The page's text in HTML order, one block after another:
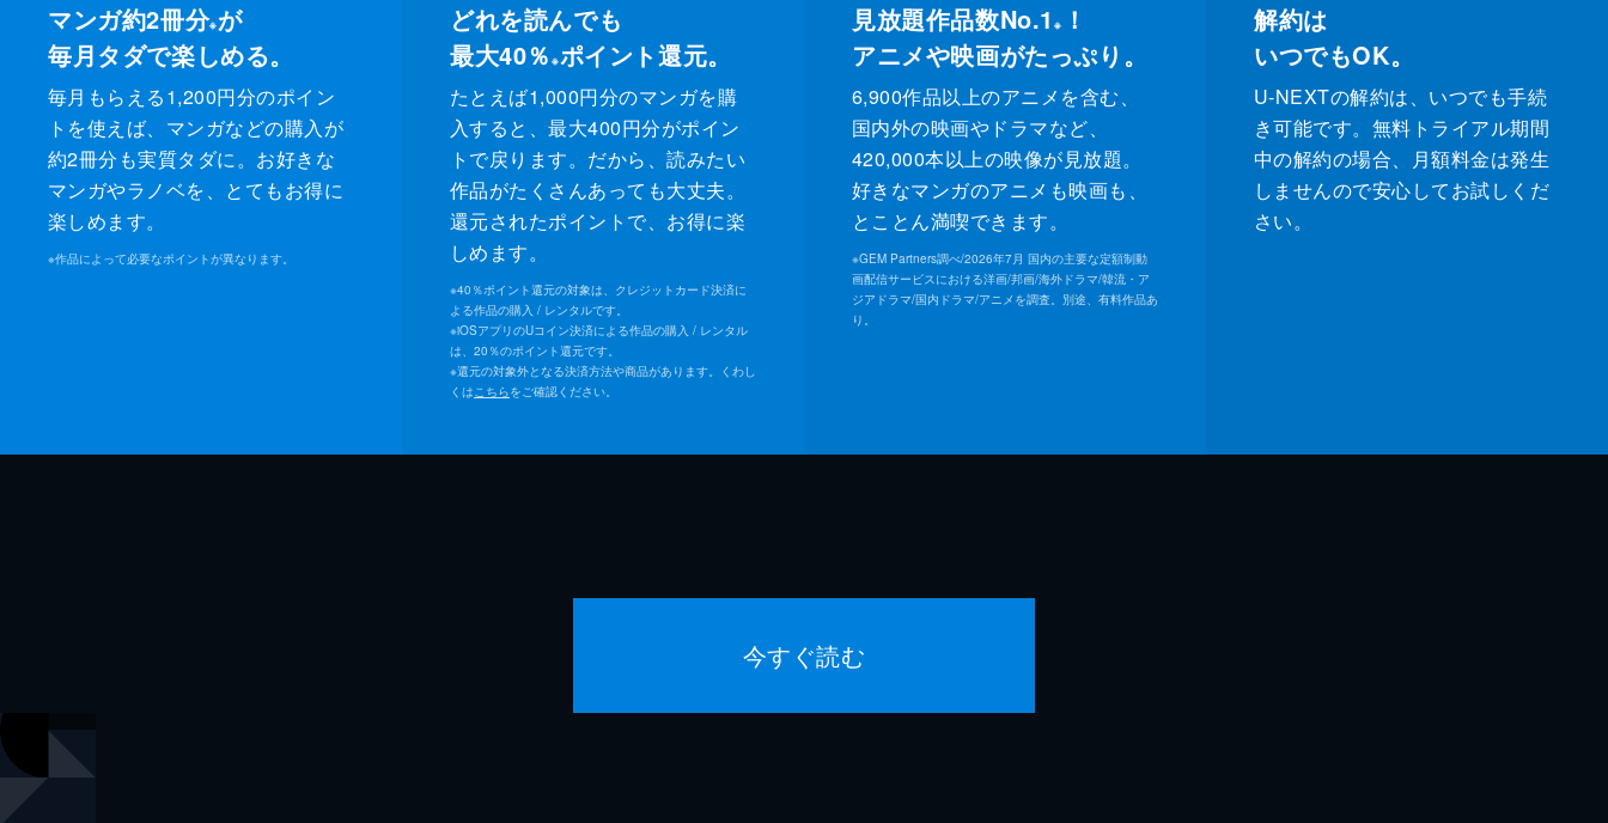
マンガ約2冊分※が
毎月タダで楽しめる。
毎月もらえる1,200円分のポイン
トを使えば、マンガなどの購入が
約2冊分も実質タダに。お好きな
マンガやラノベを、とてもお得に
楽しめます。
※作品によって必要なポイントが異なります。
どれを読んでも
最大40％ ※ポイント還元。
たとえば1,000円分のマンガを購
入すると、最大400円分がポイン
トで戻ります。だから、読みたい
作品がたくさんあっても大丈夫。
還元されたポイントで、お得に楽
しめます。
※40％ポイント還元の対象は、クレジットカード決済に
よる作品の購入 / レンタルです。
※iOSアプリのUコイン決済による作品の購入 / レンタル
は、20％のポイント還元です。
※還元の対象外となる決済方法や商品があります。くわし
くはこちらをご確認ください。
見放題作品数No.1 ※
！
アニメや映画がたっぷり。
6,900作品以上のアニメを含む、
国内外の映画やドラマなど、
420,000本以上の映像が見放題。
好きなマンガのアニメも映画も、
とことん満喫できます。
※GEM Partners調べ/2026年7⽉ 国内の主要な定額制動
画配信サービスにおける洋画/邦画/海外ドラマ/韓流・ア
ジアドラマ/国内ドラマ/アニメを調査。別途、有料作品あ
り。
解約は
いつでもOK。
U-NEXTの解約は、いつでも手続
き可能です。無料トライアル期間
中の解約の場合、月額料金は発生
しませんので安心してお試しくだ
さい。
今すぐ読む